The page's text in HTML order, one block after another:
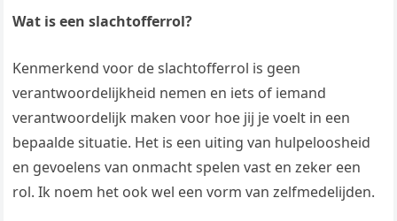
Wat is een slachtofferrol?
Kenmerkend voor de slachtofferrol is geen
verantwoordelijkheid nemen en iets of iemand
verantwoordelijk maken voor hoe jij je voelt in een
bepaalde situatie. Het is een uiting van hulpeloosheid
en gevoelens van onmacht spelen vast en zeker een
rol. Ik noem het ook wel een vorm van zelfmedelijden.